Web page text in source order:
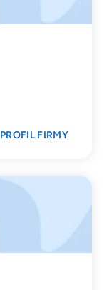
PROFIL FIRMY